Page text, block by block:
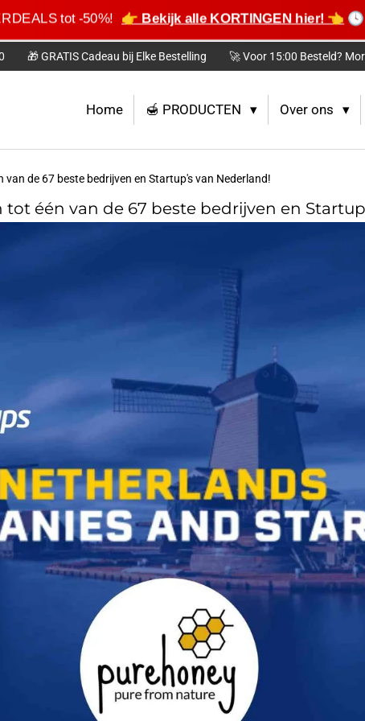
tot -50%! 👉 Bekijk alle KORTINGEN hier! 👈 🕓
🎁 GRATIS Cadeau bij Elke Bestelling 🚀 Voor 15:00 Besteld?
Home 🍯 PRODUCTEN Over ons
van de 67 beste bedrijven en Startup's van Nederland!
tot één van de 67 beste bedrijven en